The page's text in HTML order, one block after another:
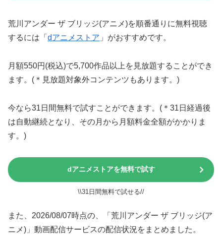
荒川アンダー ザ ブリッジ(アニメ)を順番通りに無料視聴
するには「 dアニメストア 」がおすすめです。
月額550円(税込)で5,700作品以上を見放題することができ
ます。(＊見放題対象外コンテンツもあります。)
今なら31日間無料で試すことができます。(＊31日経過後
は自動継続となり、その月から月額料金全額がかかりま
す。)
dアニメストアを無料で試す
\\31日間無料で試せる//
また、2026/08/07時点の、「荒川アンダー ザ ブリッジ(ア
ニメ)」動画配信サービスの配信状況をまとめました。